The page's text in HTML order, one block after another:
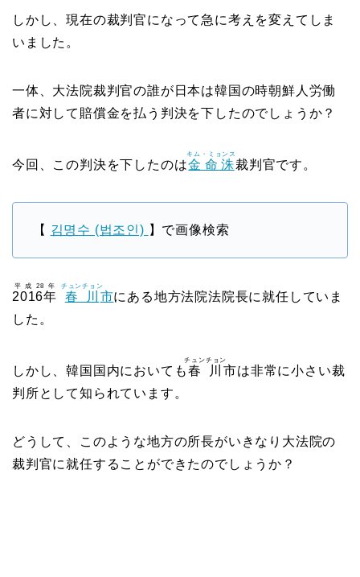
しかし、現在の裁判官になって急に考えを変えてしま
いました。
一体、大法院裁判官の誰が日本は韓国の時朝鮮人労働
者に対して賠償金を払う判決を下したのでしょうか？
今回、この判決を下したのは金命洙
キム・ミョンス
裁判官です。
【 김명수 (법조인) 】で画像検索
2016年
平成28年
春川
チュンチョン
市にある地方法院法院長に就任していま
した。
しかし、韓国国内においても春川
チュンチョン
市は非常に小さい裁
判所として知られています。
どうして、このような地方の所長がいきなり大法院の
裁判官に就任することができたのでしょうか？